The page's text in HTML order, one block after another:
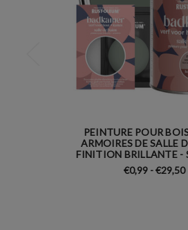
PEINTURE POUR
ARMOIRES DE SALLE
FINITION BRILLANTE -
€0,99 - €29,50